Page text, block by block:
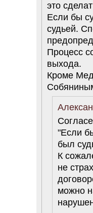
это
Если бы
судьей.
Процесс
выхода.
Кроме
"Если
был
К
не
можно